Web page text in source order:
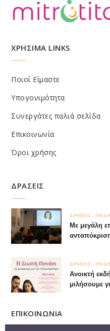
ΧΡΗΣΙΜΑ LINKS
Ποιοί Είμαστε
Υπογονιμότητα
Συνεργάτες παλιά σελίδα
Επικοινωνία
Όροι χρήσης
ΔΡΑΣΕΙΣ
Με μεγάλη
ΔΡΑΣΕΙΣ -
Ανοικτή
μιλήσουμε
ΔΡΑΣΕΙΣ -
ΕΠΙΚΟΙΝΩΝΙΑ